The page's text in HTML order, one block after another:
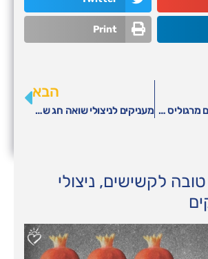
Print
ניצולי השואה חיים מרגוליס מוביל קמפיין לחלוקת סלי מזון לניצולי שואה לחג הפסח
הבא
מעניקים לניצולי שואה חג שבועות חלבי ושמח
לקשישים, ניצולי